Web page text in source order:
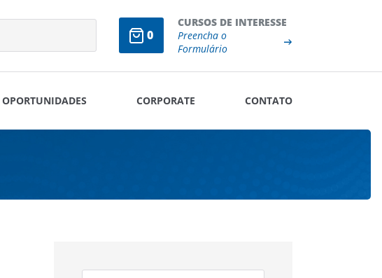
0
CURSOS DE INTERESSE
Preencha o
Formulário
OPORTUNIDADES CORPORATE CONTATO